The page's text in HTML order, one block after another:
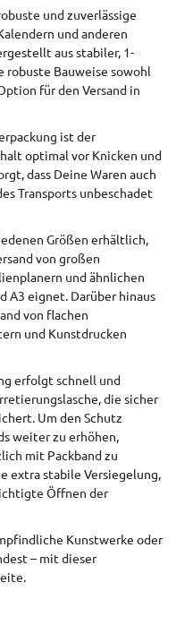
und zuverlässige
und anderen
aus stabiler, 1-
Bauweise sowohl
für den Versand in
ist der
optimal vor Knicken und
dass Deine Waren auch
Transports unbeschadet
Größen erhältlich,
von großen
und ähnlichen
A3 eignet. Darüber hinaus
von flachen
und Kunstdrucken
erfolgt schnell und
die sicher
Um den Schutz
weiter zu erhöhen,
mit Packband zu
extra stabile Versiegelung,
Öffnen der
Kunstwerke oder
– mit dieser